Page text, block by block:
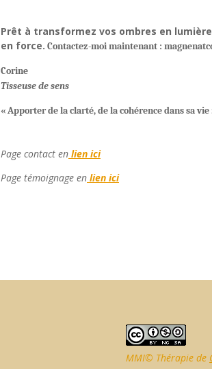
Prêt à transformez vos ombres en
en force. Contactez-moimaintenant :
Corine
Tisseuse de sens
« Apporter de la clarté, de la cohérence dans sa vie
Page contact en lien ici
Page témoignage en lien ici
MMI© Thérapie de